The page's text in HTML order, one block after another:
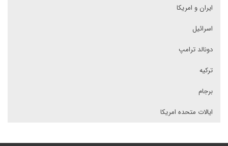
ایران و امریکا
اسرائیل
دونالد ترامپ
ترکیه
برجام
ایالات متحده امریکا